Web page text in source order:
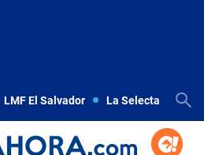
LMF El Salvador La Selecta